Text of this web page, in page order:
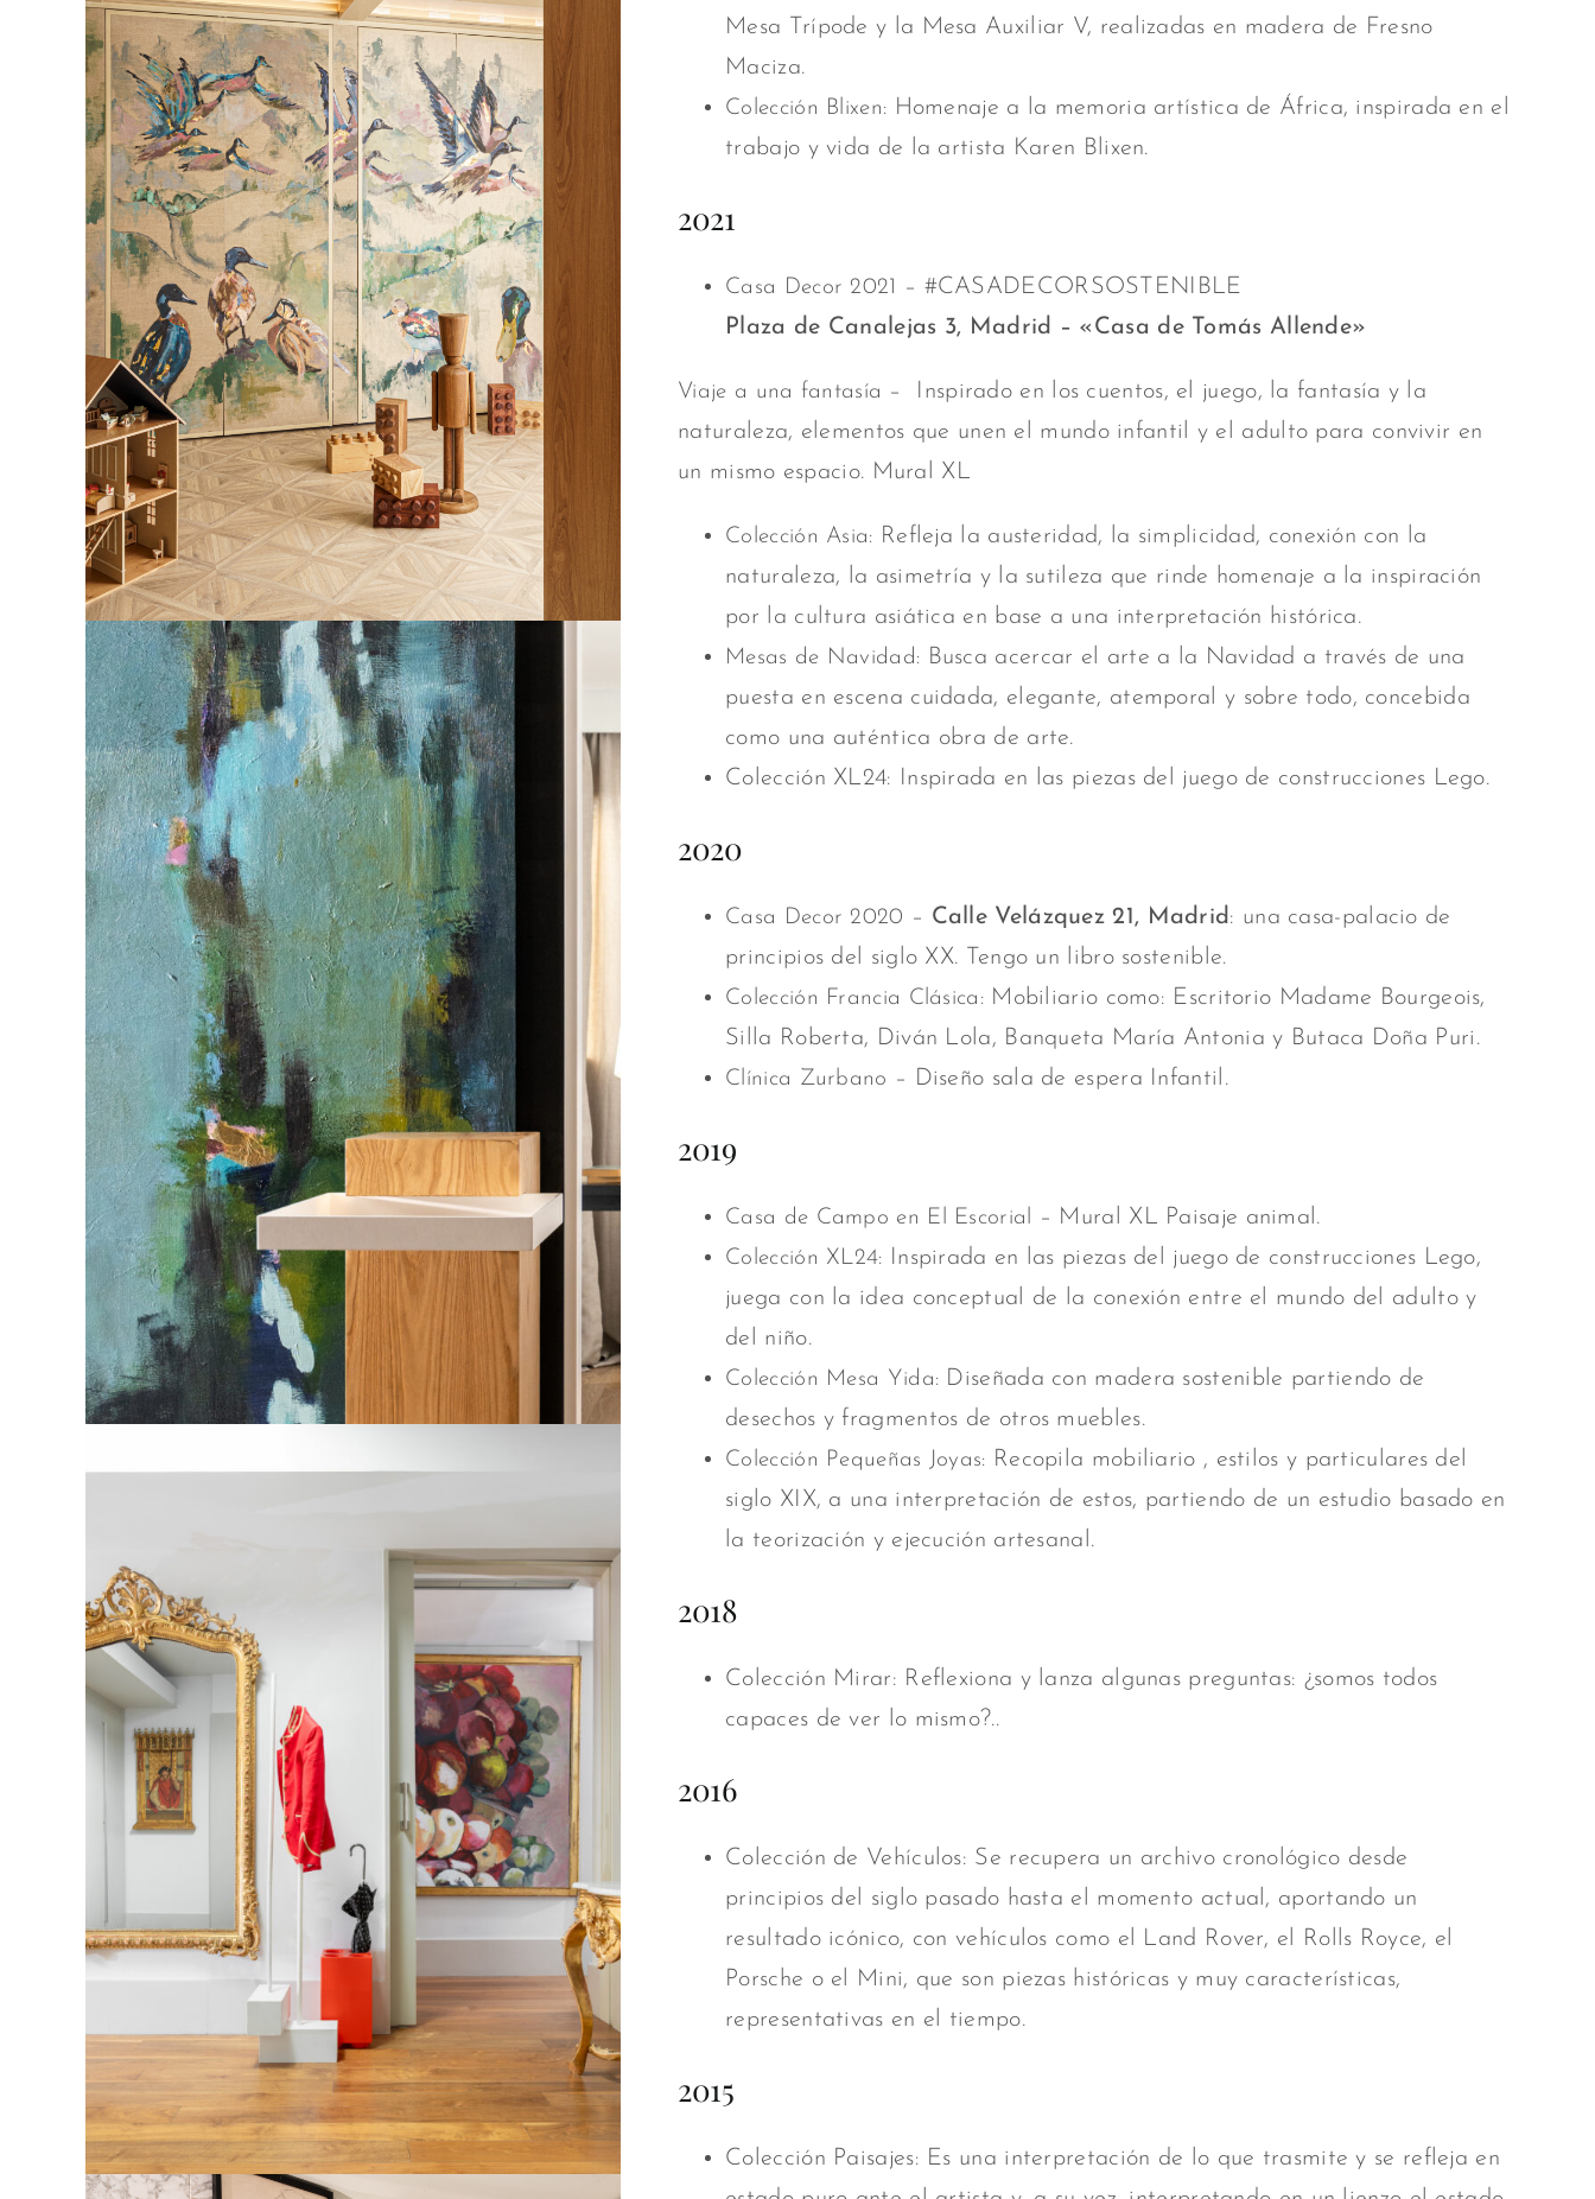
Mesa Trípode y la Mesa Auxiliar V, realizadas en madera de Fresno
Maciza.
Colección Blixen: Homenaje a la memoria artística de África, inspirada en el
trabajo y vida de la artista Karen Blixen.
2021
Casa Decor 2021 – #CASADECORSOSTENIBLE
Plaza de Canalejas 3, Madrid – «Casa de Tomás Allende»
Viaje a una fantasía – Inspirado en los cuentos, el juego, la fantasía y la
naturaleza, elementos que unen el mundo infantil y el adulto para convivir en
un mismo espacio. Mural XL
Colección Asia: Refleja la austeridad, la simplicidad, conexión con la
naturaleza, la asimetría y la sutileza que rinde homenaje a la inspiración
por la cultura asiática en base a una interpretación histórica.
Mesas de Navidad: Busca acercar el arte a la Navidad a través de una
puesta en escena cuidada, elegante, atemporal y sobre todo, concebida
como una auténtica obra de arte.
Colección XL24: Inspirada en las piezas del juego de construcciones Lego.
2020
Casa Decor 2020 – Calle Velázquez 21, Madrid : una casa-palacio de
principios del siglo XX. Tengo un libro sostenible.
Colección Francia Clásica:Mobiliario como: Escritorio Madame Bourgeois,
Silla Roberta, Diván Lola, Banqueta María Antonia y Butaca Doña Puri.
Clínica Zurbano – Diseño sala de espera Infantil.
2019
Casa de Campo en El Escorial – Mural XL Paisaje animal.
Colección XL24: Inspirada en las piezas del juego de construcciones Lego,
juega con la idea conceptual de la conexión entre el mundo del adulto y
del niño.
Colección Mesa Yida: Diseñada con madera sostenible partiendo de
desechos y fragmentos de otros muebles.
Colección Pequeñas Joyas: Recopila mobiliario , estilos y particulares del
siglo XIX, a una interpretación de estos, partiendo de un estudio basado en
la teorización y ejecución artesanal.
2018
Colección Mirar: Reflexiona y lanza algunas preguntas: ¿somos todos
capaces de ver lo mismo?..
2016
Colección de Vehículos: Se recupera un archivo cronológico desde
principios del siglo pasado hasta el momento actual, aportando un
resultado icónico, con vehículos como el Land Rover, el Rolls Royce, el
Porsche o el Mini, que son piezas históricas y muy características,
representativas en el tiempo.
2015
Colección Paisajes: Es una interpretación de lo que trasmite y se refleja en